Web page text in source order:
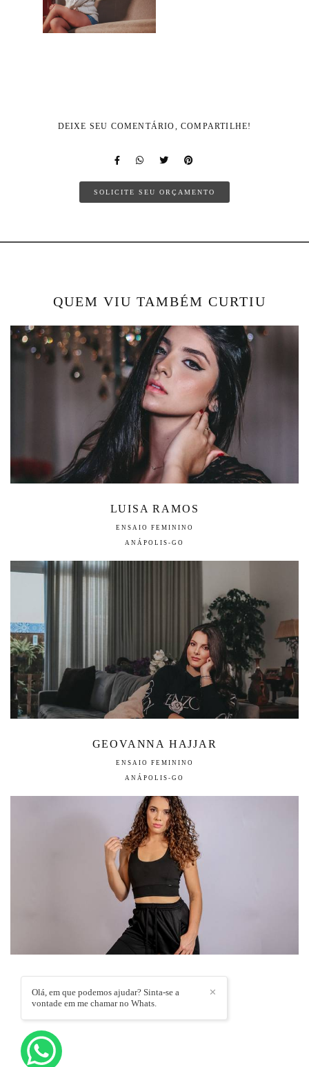
DEIXE SEU COMENTÁRIO, COMPARTILHE!
SOLICITE SEU ORÇAMENTO
QUEM VIU TAMBÉM CURTIU
LUISA RAMOS
ENSAIO FEMININO
ANÁPOLIS-GO
GEOVANNA HAJJAR
ENSAIO FEMININO
ANÁPOLIS-GO
LILIANE DULTRA
ENSAIO FEMININO
✕
Olá, em que podemos ajudar? Sinta-se a
vontade em me chamar no Whats.